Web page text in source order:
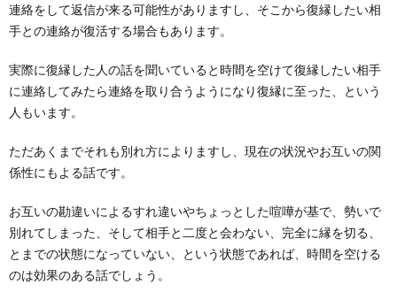
連絡をして返信が来る可能性がありますし、そこから復縁したい相
手との連絡が復活する場合もあります。
実際に復縁した人の話を聞いていると時間を空けて復縁したい相手
に連絡してみたら連絡を取り合うようになり復縁に至った、という
人もいます。
ただあくまでそれも別れ方によりますし、現在の状況やお互いの関
係性にもよる話です。
お互いの勘違いによるすれ違いやちょっとした喧嘩が基で、勢いで
別れてしまった、そして相手と二度と会わない、完全に縁を切る、
とまでの状態になっていない、という状態であれば、時間を空ける
のは効果のある話でしょう。